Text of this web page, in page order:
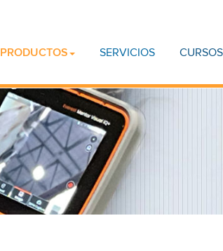
PRODUCTOS SERVICIOS CURSOS